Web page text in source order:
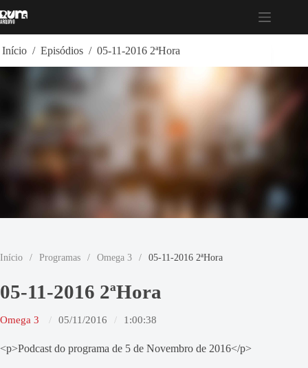
para
Início / Episódios / 05-11-2016 2ªHora
Início / Programas / Omega 3 / 05-11-2016 2ªHora
05-11-2016 2ªHora
Omega 3 05/11/2016 1:00:38
<p>Podcast do programa de 5 de Novembro de 2016</p>